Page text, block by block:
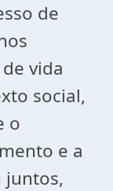
de
vida
social,
o
e a
juntos,